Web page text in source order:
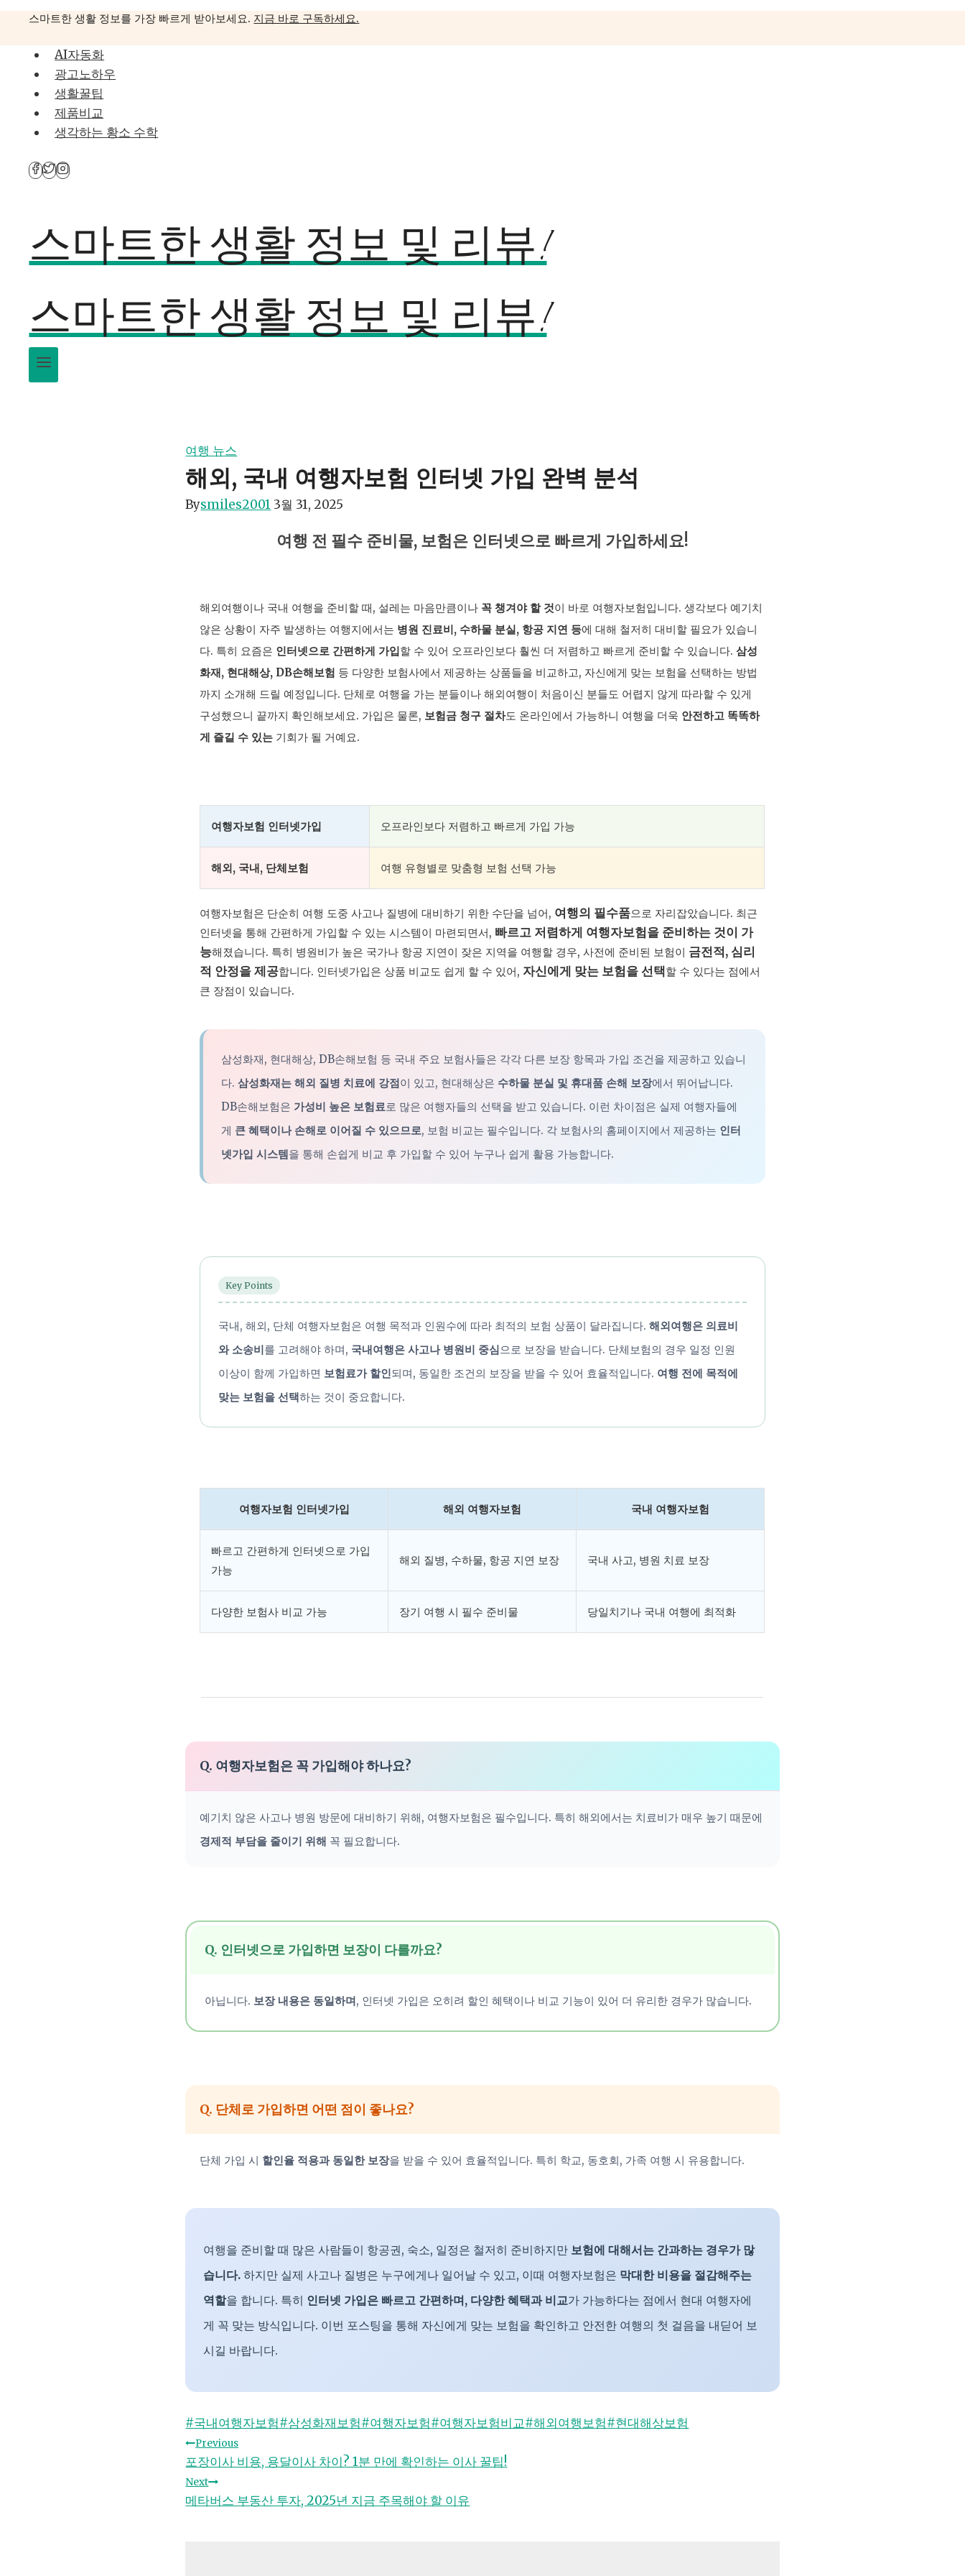
스마트한 생활 정보를 가장 빠르게 받아보세요. 지금 바로 구독하세요.
AI자동화
광고노하우
생활꿀팁
제품비교
생각하는 황소 수학
스마트한 생활 정보 및 리뷰!
스마트한 생활 정보 및 리뷰!
여행 뉴스
해외, 국내 여행자보험 인터넷 가입 완벽 분석
Bysmiles2001 3월 31, 2025
여행 전 필수 준비물, 보험은 인터넷으로 빠르게 가입하세요!
해외여행이나 국내 여행을 준비할 때, 설레는 마음만큼이나 꼭 챙겨야 할 것이 바로 여행자보험입니다. 생각보다 예기치
않은 상황이 자주 발생하는 여행지에서는 병원 진료비, 수하물 분실, 항공 지연 등에 대해 철저히 대비할 필요가 있습니
다. 특히 요즘은 인터넷으로 간편하게 가입할 수 있어 오프라인보다 훨씬 더 저렴하고 빠르게 준비할 수 있습니다.삼성
화재, 현대해상, DB손해보험 등 다양한 보험사에서 제공하는 상품들을 비교하고, 자신에게 맞는 보험을 선택하는 방법
까지 소개해 드릴 예정입니다. 단체로 여행을 가는 분들이나 해외여행이 처음이신 분들도 어렵지 않게 따라할 수 있게
구성했으니 끝까지 확인해보세요. 가입은 물론, 보험금 청구 절차도 온라인에서 가능하니 여행을 더욱 안전하고 똑똑하
게 즐길 수 있는 기회가 될 거예요.
여행자보험 인터넷가입 오프라인보다 저렴하고 빠르게 가입 가능
해외, 국내, 단체보험 여행 유형별로 맞춤형 보험 선택 가능
여행자보험은 단순히 여행 도중 사고나 질병에 대비하기 위한 수단을 넘어, 여행의 필수품으로 자리잡았습니다. 최근
인터넷을 통해 간편하게 가입할 수 있는 시스템이 마련되면서, 빠르고 저렴하게 여행자보험을 준비하는 것이 가
능해졌습니다. 특히 병원비가 높은 국가나 항공 지연이 잦은 지역을 여행할 경우, 사전에 준비된 보험이 금전적, 심리
적 안정을 제공합니다. 인터넷가입은 상품 비교도 쉽게 할 수 있어, 자신에게 맞는 보험을 선택할 수 있다는 점에서
큰 장점이 있습니다.
삼성화재, 현대해상, DB손해보험 등 국내 주요 보험사들은 각각 다른 보장 항목과 가입 조건을 제공하고 있습니
다.삼성화재는 해외 질병 치료에 강점이 있고, 현대해상은 수하물 분실 및 휴대품 손해 보장에서 뛰어납니다.
DB손해보험은 가성비 높은 보험료로 많은 여행자들의 선택을 받고 있습니다. 이런 차이점은 실제 여행자들에
게 큰 혜택이나 손해로 이어질 수 있으므로, 보험 비교는 필수입니다. 각 보험사의 홈페이지에서 제공하는 인터
넷가입 시스템 을 통해 손쉽게 비교 후 가입할 수 있어 누구나 쉽게 활용 가능합니다.
Key Points
국내, 해외, 단체 여행자보험은 여행 목적과 인원수에 따라 최적의 보험 상품이 달라집니다.해외여행은 의료비
와 소송비를 고려해야 하며, 국내여행은 사고나 병원비 중심으로 보장을 받습니다. 단체보험의 경우 일정 인원
이상이 함께 가입하면 보험료가 할인되며, 동일한 조건의 보장을 받을 수 있어 효율적입니다. 여행 전에 목적에
맞는 보험을 선택하는 것이 중요합니다.
여행자보험 인터넷가입 해외 여행자보험 국내 여행자보험
빠르고 간편하게 인터넷으로 가입
가능
해외 질병, 수하물, 항공 지연 보장 국내 사고, 병원 치료 보장
다양한 보험사 비교 가능 장기 여행 시 필수 준비물 당일치기나 국내 여행에 최적화
Q. 여행자보험은 꼭 가입해야 하나요?
예기치 않은 사고나 병원 방문에 대비하기 위해, 여행자보험은 필수입니다. 특히 해외에서는 치료비가 매우 높기 때문에
경제적 부담을 줄이기 위해 꼭 필요합니다.
Q. 인터넷으로 가입하면 보장이 다를까요?
아닙니다. 보장 내용은 동일하며, 인터넷 가입은 오히려 할인 혜택이나 비교 기능이 있어 더 유리한 경우가 많습니다.
Q. 단체로 가입하면 어떤 점이 좋나요?
단체 가입 시 할인율 적용과 동일한 보장을 받을 수 있어 효율적입니다. 특히 학교, 동호회, 가족 여행 시 유용합니다.
여행을 준비할 때 많은 사람들이 항공권, 숙소, 일정은 철저히 준비하지만 보험에 대해서는 간과하는 경우가 많
습니다. 하지만 실제 사고나 질병은 누구에게나 일어날 수 있고, 이때 여행자보험은 막대한 비용을 절감해주는
역할을 합니다. 특히 인터넷 가입은 빠르고 간편하며, 다양한 혜택과 비교가 가능하다는 점에서 현대 여행자에
게 꼭 맞는 방식입니다. 이번 포스팅을 통해 자신에게 맞는 보험을 확인하고 안전한 여행의 첫 걸음을 내딛어 보
시길 바랍니다.
Post
Tags:
#국내여행자보험#삼성화재보험#여행자보험#여행자보험비교#해외여행보험#현대해상보험
글
탐
색
Previous
포장이사 비용, 용달이사 차이? 1분 만에 확인하는 이사 꿀팁!
Next
메타버스 부동산 투자, 2025년 지금 주목해야 할 이유